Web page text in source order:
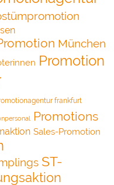
München
Promotion
frankfurt
Promotions
Sales-Promotion
ST-